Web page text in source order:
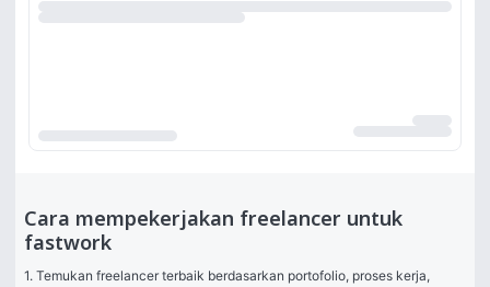
Cara mempekerjakan freelancer untuk
fastwork
1. Temukan freelancer terbaik berdasarkan portofolio, proses kerja,